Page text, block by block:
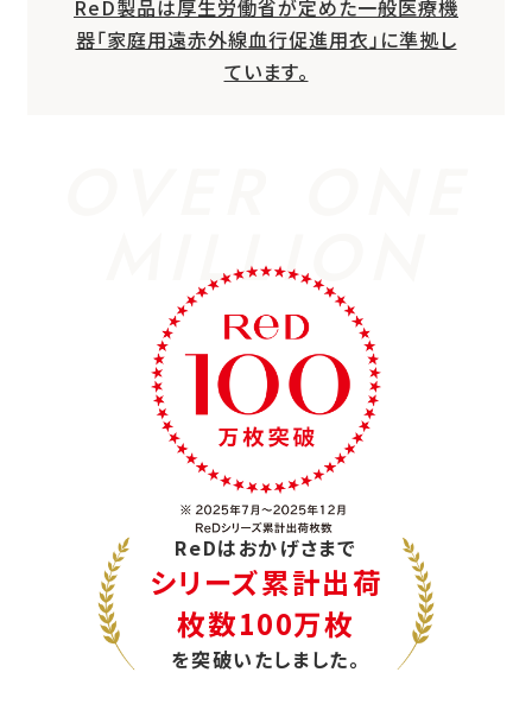
ReD製品は厚生労働省が定めた一般医療機
器「家庭用遠赤外線血行促進用衣」に準拠し
ています。
MILLION
ReDはおかげさまで
シリーズ累計出荷
枚数100万枚
を突破いたしました。